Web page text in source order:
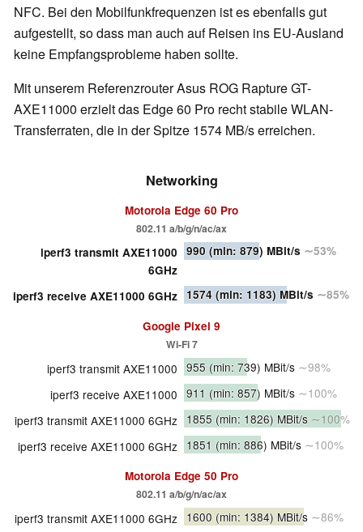
NFC. Bei den Mobilfunkfrequenzen ist es ebenfalls gut
aufgestellt, so dass man auch auf Reisen ins EU-Ausland
keine Empfangsprobleme haben sollte.
Mit unserem Referenzrouter Asus ROG Rapture GT-
AXE11000 erzielt das Edge 60 Pro recht stabile WLAN-
Transferraten, die in der Spitze 1574 MB/s erreichen.
Networking
Motorola Edge 60 Pro
802.11 a/b/g/n/ac/ax
iperf3 transmit AXE11000
6GHz
990 (min: 879) MBit/s ∼53%
iperf3 receive AXE11000 6GHz 1574 (min: 1183) MBit/s ∼85%
Google Pixel 9
Wi-Fi 7
iperf3 transmit AXE11000 955 (min: 739) MBit/s ∼98%
iperf3 receive AXE11000 911 (min: 857) MBit/s ∼100%
iperf3 transmit AXE11000 6GHz 1855 (min: 1826) MBit/s ∼100%
iperf3 receive AXE11000 6GHz 1851 (min: 886) MBit/s ∼100%
Motorola Edge 50 Pro
802.11 a/b/g/n/ac/ax
iperf3 transmit AXE11000 6GHz 1600 (min: 1384) MBit/s ∼86%